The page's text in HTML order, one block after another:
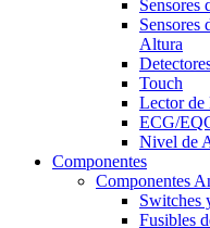
Sensores
Sensores
Altura
Touch
Lector de
ECG/
Nivel de
Componentes
Componentes
Switches
Fusibles